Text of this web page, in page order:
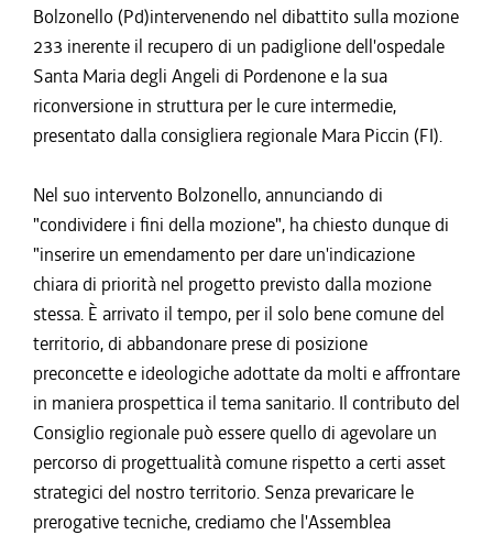
Bolzonello (Pd)intervenendo nel dibattito sulla mozione
233 inerente il recupero di un padiglione dell'ospedale
Santa Maria degli Angeli di Pordenone e la sua
riconversione in struttura per le cure intermedie,
presentato dalla consigliera regionale Mara Piccin (FI).
Nel suo intervento Bolzonello, annunciando di
"condividere i fini della mozione", ha chiesto dunque di
"inserire un emendamento per dare un'indicazione
chiara di priorità nel progetto previsto dalla mozione
stessa. È arrivato il tempo, per il solo bene comune del
territorio, di abbandonare prese di posizione
preconcette e ideologiche adottate da molti e affrontare
in maniera prospettica il tema sanitario. Il contributo del
Consiglio regionale può essere quello di agevolare un
percorso di progettualità comune rispetto a certi asset
strategici del nostro territorio. Senza prevaricare le
prerogative tecniche, crediamo che l'Assemblea